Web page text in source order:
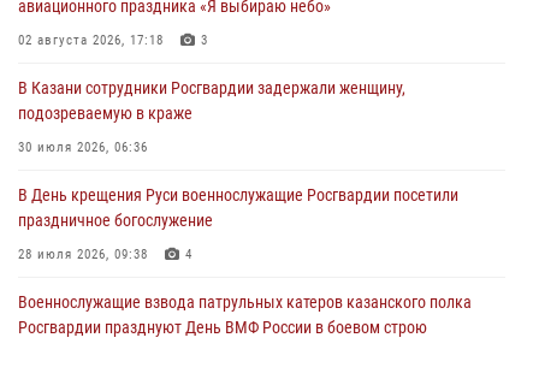
авиационного праздника «Я выбираю небо»
02 августа 2026, 17:18 3
В Казани сотрудники Росгвардии задержали женщину,
подозреваемую в краже
30 июля 2026, 06:36
В День крещения Руси военнослужащие Росгвардии посетили
праздничное богослужение
28 июля 2026, 09:38 4
Военнослужащие взвода патрульных катеров казанского полка
Росгвардии празднуют День ВМФ России в боевом строю